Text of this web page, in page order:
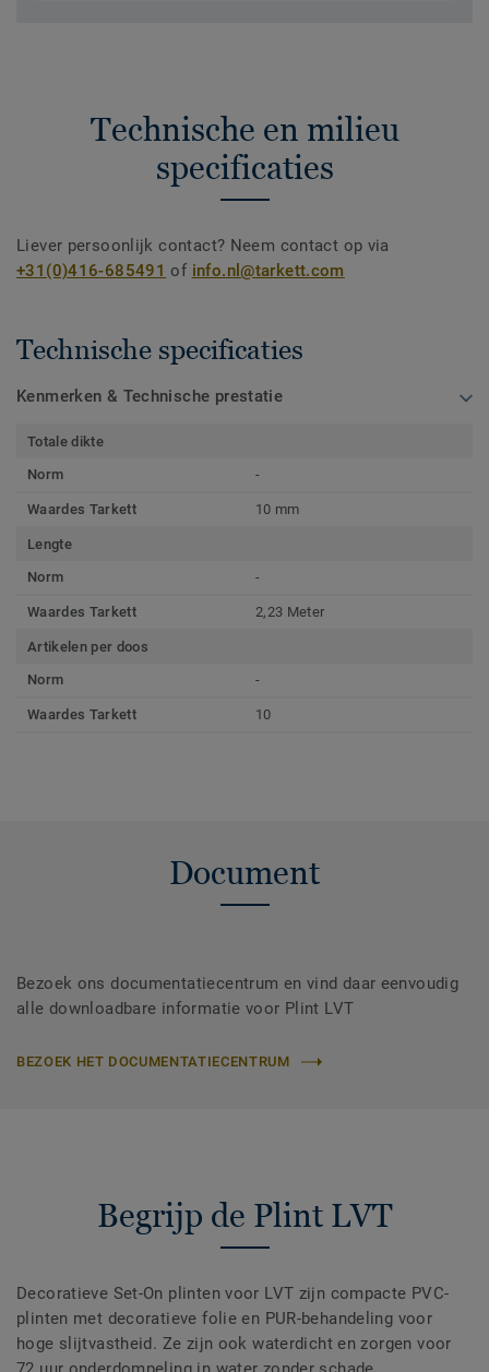
Technische en milieu
specificaties
Liever persoonlijk contact? Neem contact op via
+31(0)416-685491 of info.nl@tarkett.com
Technische specificaties
Kenmerken & Technische prestatie
Totale dikte
Norm
-
Waardes Tarkett 10 mm
Lengte
Norm
-
Waardes Tarkett 2,23 Meter
Artikelen per doos
Norm
-
Waardes Tarkett 10
Document
Bezoek ons documentatiecentrum en vind daar eenvoudig
alle downloadbare informatie voor Plint LVT
BEZOEK HET DOCUMENTATIECENTRUM
Begrijp de Plint LVT
Decoratieve Set-On plinten voor LVT zijn compacte PVC-
plinten met decoratieve folie en PUR-behandeling voor
hoge slijtvastheid. Ze zijn ook waterdicht en zorgen voor